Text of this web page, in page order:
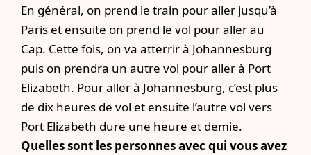
En général, on prend le train pour aller jusqu’à
Paris et ensuite on prend le vol pour aller au
Cap. Cette fois, on va atterrir à Johannesburg
puis on prendra un autre vol pour aller à Port
Elizabeth. Pour aller à Johannesburg, c’est plus
de dix heures de vol et ensuite l’autre vol vers
Port Elizabeth dure une heure et demie.
Quelles sont les personnes avec qui vous avez